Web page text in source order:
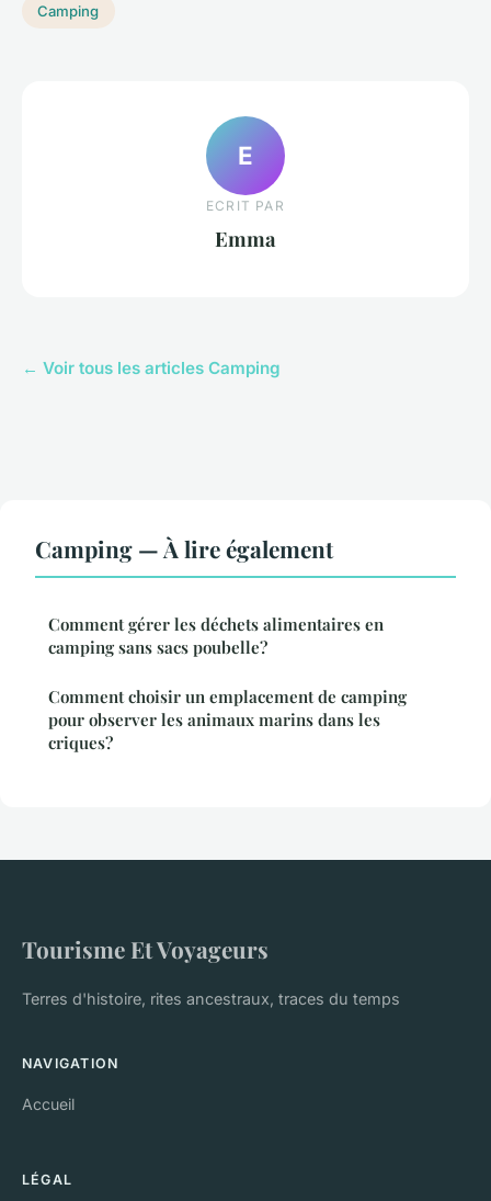
Camping
E
ECRIT PAR
Emma
← Voir tous les articles Camping
Camping — À lire également
Comment gérer les déchets alimentaires en
camping sans sacs poubelle?
Comment choisir un emplacement de camping
pour observer les animaux marins dans les
criques?
Tourisme Et Voyageurs
Terres d'histoire, rites ancestraux, traces du temps
NAVIGATION
Accueil
LÉGAL